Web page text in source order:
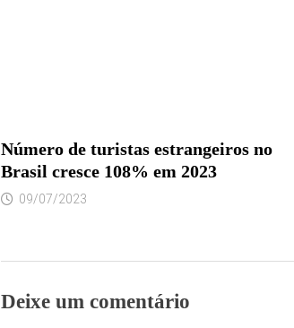
Número de turistas estrangeiros no
Brasil cresce 108% em 2023
09/07/2023
Deixe um comentário